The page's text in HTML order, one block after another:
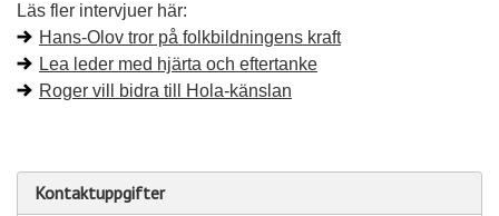
Läs fler intervjuer här:
Hans-Olov tror på folkbildningens kraft
Lea leder med hjärta och eftertanke
Roger vill bidra till Hola-känslan
Kontaktuppgifter